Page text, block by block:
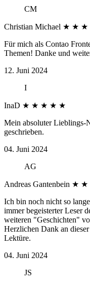
CM
Christian Michael ★ ★ ★
Für mich als Contao
Themen! Danke und
12. Juni 2024
I
InaD ★ ★ ★ ★ ★
Mein absoluter Lieblings-
geschrieben.
04. Juni 2024
AG
Andreas Gantenbein ★ ★
Ich bin noch nicht so
immer begeisterter Leser
weiteren "Geschichten"
Herzlichen Dank an
Lektüre.
04. Juni 2024
JS